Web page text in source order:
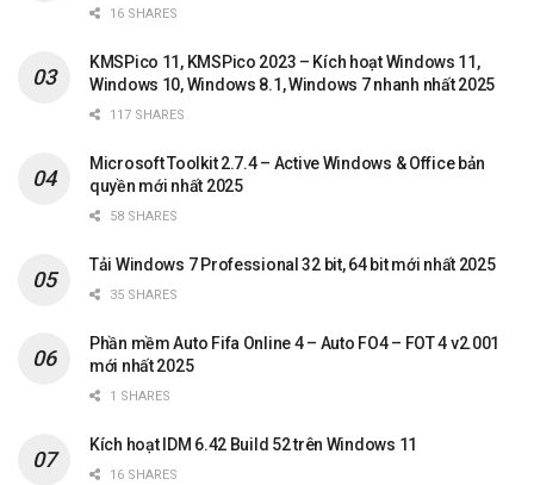
16 SHARES
KMSPico 11, KMSPico 2023 – Kích hoạt Windows 11,
Windows 10, Windows 8.1, Windows 7 nhanh nhất 2025
117 SHARES
Microsoft Toolkit 2.7.4 – Active Windows & Office bản
quyền mới nhất 2025
58 SHARES
Tải Windows 7 Professional 32 bit, 64 bit mới nhất 2025
35 SHARES
Phần mềm Auto Fifa Online 4 – Auto FO4 – FOT 4 v2.001
mới nhất 2025
1 SHARES
Kích hoạt IDM 6.42 Build 52 trên Windows 11
16 SHARES